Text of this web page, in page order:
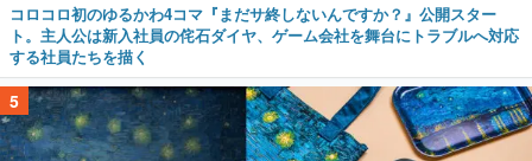
コロコロ初のゆるかわ4コマ『まだサ終しないんですか？』公開スター
ト。主人公は新入社員の侘石ダイヤ、ゲーム会社を舞台にトラブルへ対応
する社員たちを描く
5